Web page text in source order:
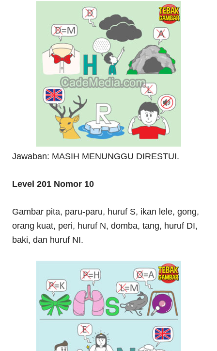
Jawaban: MASIH MENUNGGU DIRESTUI.
Level 201 Nomor 10
Gambar pita, paru-paru, huruf S, ikan lele, gong,
orang kuat, peri, huruf N, domba, tang, huruf DI,
baki, dan huruf NI.